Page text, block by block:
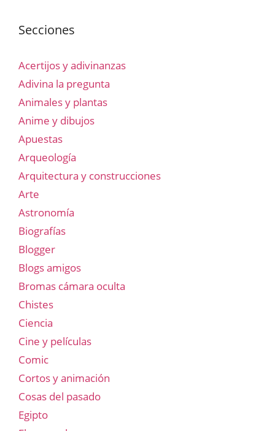
Secciones
Acertijos y adivinanzas
Adivina la pregunta
Animales y plantas
Anime y dibujos
Apuestas
Arqueología
Arquitectura y construcciones
Arte
Astronomía
Biografías
Blogger
Blogs amigos
Bromas cámara oculta
Chistes
Ciencia
Cine y películas
Comic
Cortos y animación
Cosas del pasado
Egipto